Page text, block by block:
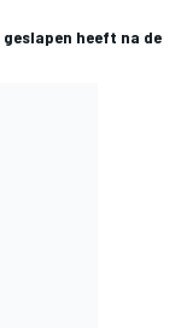
heeft na de